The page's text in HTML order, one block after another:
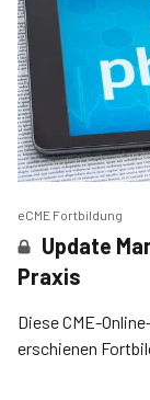
eCME Fortbildung
Update
Praxis
Diese CME-
erschienen